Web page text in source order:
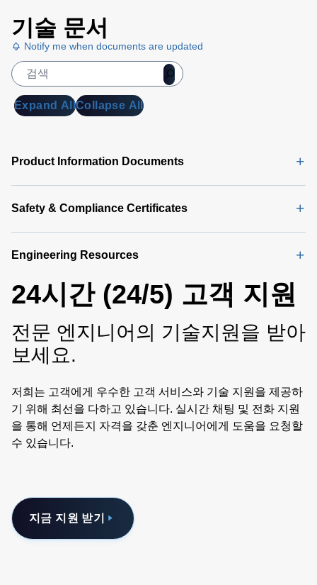
기술 문서
Notify me when documents are updated
Expand AllCollapse All
Product Information Documents
Safety & Compliance Certificates
Engineering Resources
24시간 (24/5) 고객 지원
전문 엔지니어의 기술지원을 받아
보세요.
저희는 고객에게 우수한 고객 서비스와 기술 지원을 제공하
기 위해 최선을 다하고 있습니다. 실시간 채팅 및 전화 지원
을 통해 언제든지 자격을 갖춘 엔지니어에게 도움을 요청할
수 있습니다.
지금 지원 받기